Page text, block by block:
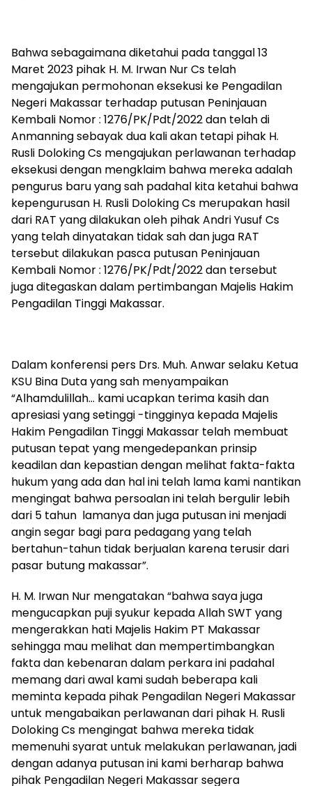
Bahwa sebagaimana diketahui pada tanggal 13
Maret 2023 pihak H. M. Irwan Nur Cs telah
mengajukan permohonan eksekusi ke Pengadilan
Negeri Makassar terhadap putusan Peninjauan
Kembali Nomor : 1276/PK/Pdt/2022 dan telah di
Anmanning sebayak dua kali akan tetapi pihak H.
Rusli Doloking Cs mengajukan perlawanan terhadap
eksekusi dengan mengklaim bahwa mereka adalah
pengurus baru yang sah padahal kita ketahui bahwa
kepengurusan H. Rusli Doloking Cs merupakan hasil
dari RAT yang dilakukan oleh pihak Andri Yusuf Cs
yang telah dinyatakan tidak sah dan juga RAT
tersebut dilakukan pasca putusan Peninjauan
Kembali Nomor : 1276/PK/Pdt/2022 dan tersebut
juga ditegaskan dalam pertimbangan Majelis Hakim
Pengadilan Tinggi Makassar.
Dalam konferensi pers Drs. Muh. Anwar selaku Ketua
KSU Bina Duta yang sah menyampaikan
“Alhamdulillah… kami ucapkan terima kasih dan
apresiasi yang setinggi -tingginya kepada Majelis
Hakim Pengadilan Tinggi Makassar telah membuat
putusan tepat yang mengedepankan prinsip
keadilan dan kepastian dengan melihat fakta-fakta
hukum yang ada dan hal ini telah lama kami nantikan
mengingat bahwa persoalan ini telah bergulir lebih
dari 5 tahun lamanya dan juga putusan ini menjadi
angin segar bagi para pedagang yang telah
bertahun-tahun tidak berjualan karena terusir dari
pasar butung makassar”.
H. M. Irwan Nur mengatakan “bahwa saya juga
mengucapkan puji syukur kepada Allah SWT yang
mengerakkan hati Majelis Hakim PT Makassar
sehingga mau melihat dan mempertimbangkan
fakta dan kebenaran dalam perkara ini padahal
memang dari awal kami sudah beberapa kali
meminta kepada pihak Pengadilan Negeri Makassar
untuk mengabaikan perlawanan dari pihak H. Rusli
Doloking Cs mengingat bahwa mereka tidak
memenuhi syarat untuk melakukan perlawanan, jadi
dengan adanya putusan ini kami berharap bahwa
pihak Pengadilan Negeri Makassar segera